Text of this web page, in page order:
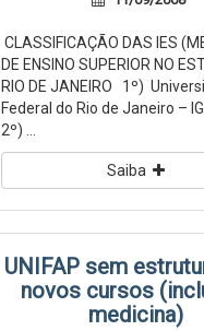
CLASSIFICAÇÃO DAS IES
DE ENSINO SUPERIOR NO
RIO DE JANEIRO 1º)
Federal do Rio de Janeiro –
2º) ...
Saiba
UNIFAP sem
novos cursos
medicina)